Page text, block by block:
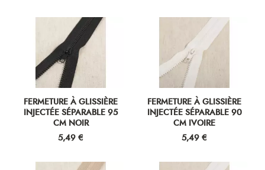
FERMETURE À GLISSIÈRE
INJECTÉE SÉPARABLE 95
CM NOIR
Prix
5,49 €
FERMETURE À GLISSIÈRE
INJECTÉE SÉPARABLE 90
CM IVOIRE
Prix
5,49 €